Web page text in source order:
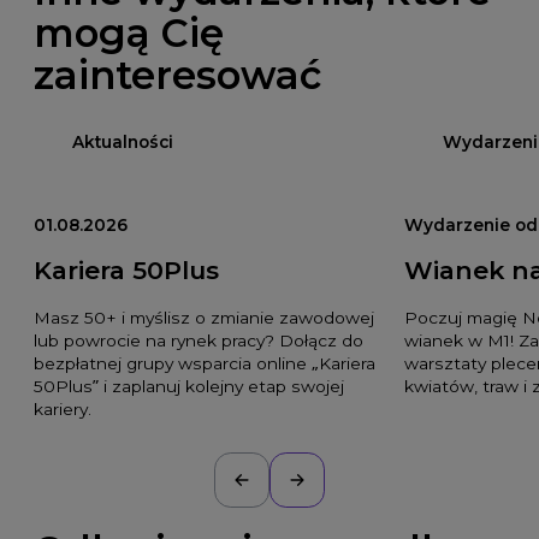
mogą Cię
zainteresować
Aktualności
01.08.2026
Kariera 50Plus
Masz 50+ i myślisz o zmianie zawodowej
lub powrocie na rynek pracy? Dołącz do
bezpłatnej grupy wsparcia online „Kariera
50Plus” i zaplanuj kolejny etap swojej
kariery.
Wydarzenie
Wianek
Poczuj magię
wianek w M1!
warsztaty
kwiatów, traw i